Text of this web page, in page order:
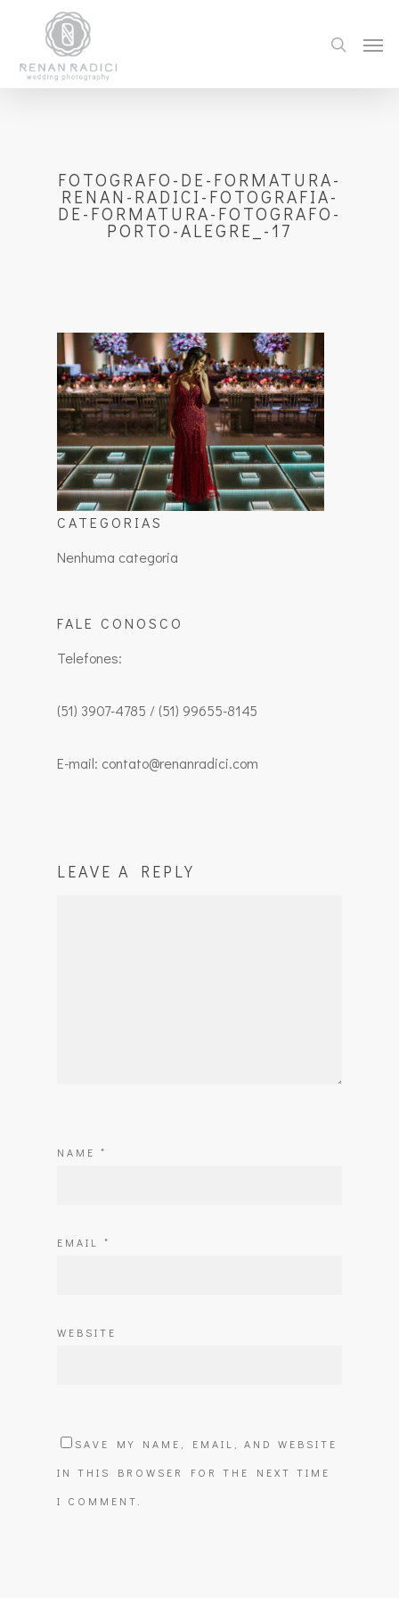
FOTOGRAFO-DE-FORMATURA-
RENAN-RADICI-FOTOGRAFIA-
DE-FORMATURA-FOTOGRAFO-
PORTO-ALEGRE_-17
CATEGORIAS
Nenhuma categoria
FALE CONOSCO
Telefones:
(51) 3907-4785 / (51) 99655-8145
E-mail: contato@renanradici.com
LEAVE A REPLY
NAME *
EMAIL *
WEBSITE
SAVE MY NAME, EMAIL, AND WEBSITE
IN THIS BROWSER FOR THE NEXT TIME
I COMMENT.